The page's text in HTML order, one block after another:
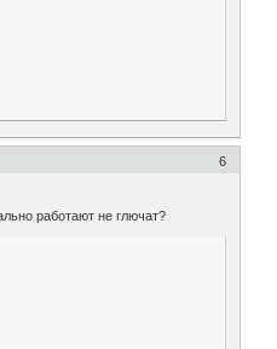
6
работают не глючат?